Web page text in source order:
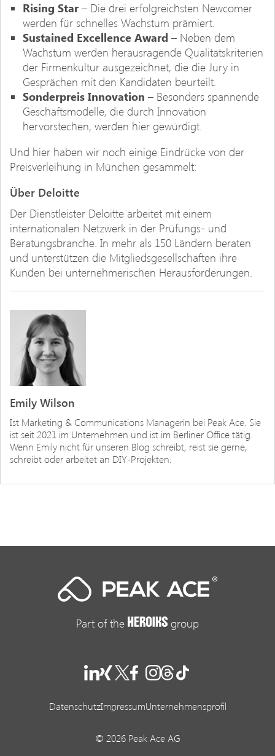
Rising Star – Die drei erfolgreichsten Newcomer
werden für schnelles Wachstum prämiert.
Sustained Excellence Award – Neben dem
Wachstum werden herausragende Qualitätskriterien
der Firmenkultur ausgezeichnet, die die Jury in
Gesprächen mit den Kandidaten beurteilt.
Sonderpreis Innovation – Besonders spannende
Geschäftsmodelle, die durch Innovation
hervorstechen, werden hier gewürdigt.
Und hier haben wir noch einige Eindrücke von der
Preisverleihung in München gesammelt:
Über Deloitte
Der Dienstleister Deloitte arbeitet mit einem
internationalen Netzwerk in der Prüfungs- und
Beratungsbranche. In mehr als 150 Ländern beraten
und unterstützen die Mitgliedsgesellschaften ihre
Kunden bei unternehmerischen Herausforderungen.
Emily Wilson
Ist Marketing & Communications Managerin bei Peak Ace. Sie
ist seit 2021 im Unternehmen und ist im Berliner Office tätig.
Wenn Emily nicht für unseren Blog schreibt, reist sie gerne,
schreibt oder arbeitet an DIY-Projekten.
Part of the group
DatenschutzImpressumUnternehmensprofil
© 2026 Peak Ace AG